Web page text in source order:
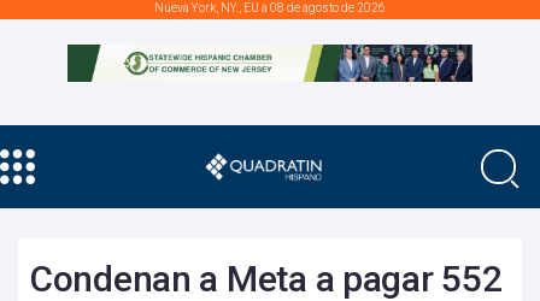
Nueva York, NY., EU a 08 de agosto de 2026
Condenan a Meta a pagar 552